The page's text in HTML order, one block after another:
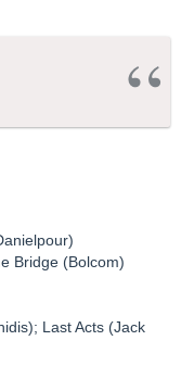
Bridge (Bolcom)
Last Acts (Jack